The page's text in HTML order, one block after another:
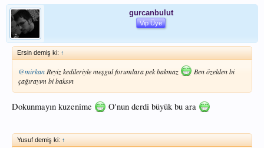
gurcanbulut
Vip Üye
Ersin demiş ki: ↑
@mirkanReyiz kedileriyle meşgul forumlara pek bakmaz
Ben özelden bi
çağırayım bi baksın
Dokunmayın kuzenime O'nun derdi büyük bu ara
Yusuf demiş ki: ↑